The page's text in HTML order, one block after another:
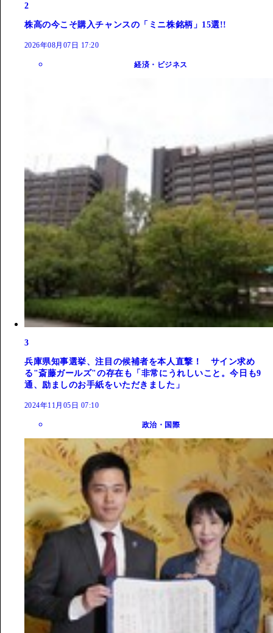
2
株高の今こそ購入チャンスの「ミニ株銘柄」15選!!
2026年08月07日 17:20
経済・ビジネス
3
兵庫県知事選挙、注目の候補者を本人直撃！ サイン求め
る"斎藤ガールズ"の存在も「非常にうれしいこと。今日も9
通、励ましのお手紙をいただきました」
2024年11月05日 07:10
政治・国際